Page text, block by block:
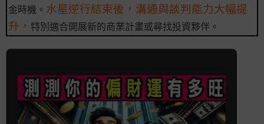
金時機。 水星逆行結束後，溝通與談判能力大幅提
升， 特別適合開展新的商業計畫或尋找投資夥伴。